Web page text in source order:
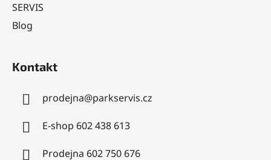
SERVIS
Blog
Kontakt
prodejna@parkservis.cz
E-shop 602 438 613
Prodejna 602 750 676